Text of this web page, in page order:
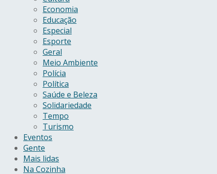
Economia
Educação
Especial
Esporte
Geral
Meio Ambiente
Polícia
Política
Saúde e Beleza
Solidariedade
Tempo
Turismo
Eventos
Gente
Mais lidas
Na Cozinha